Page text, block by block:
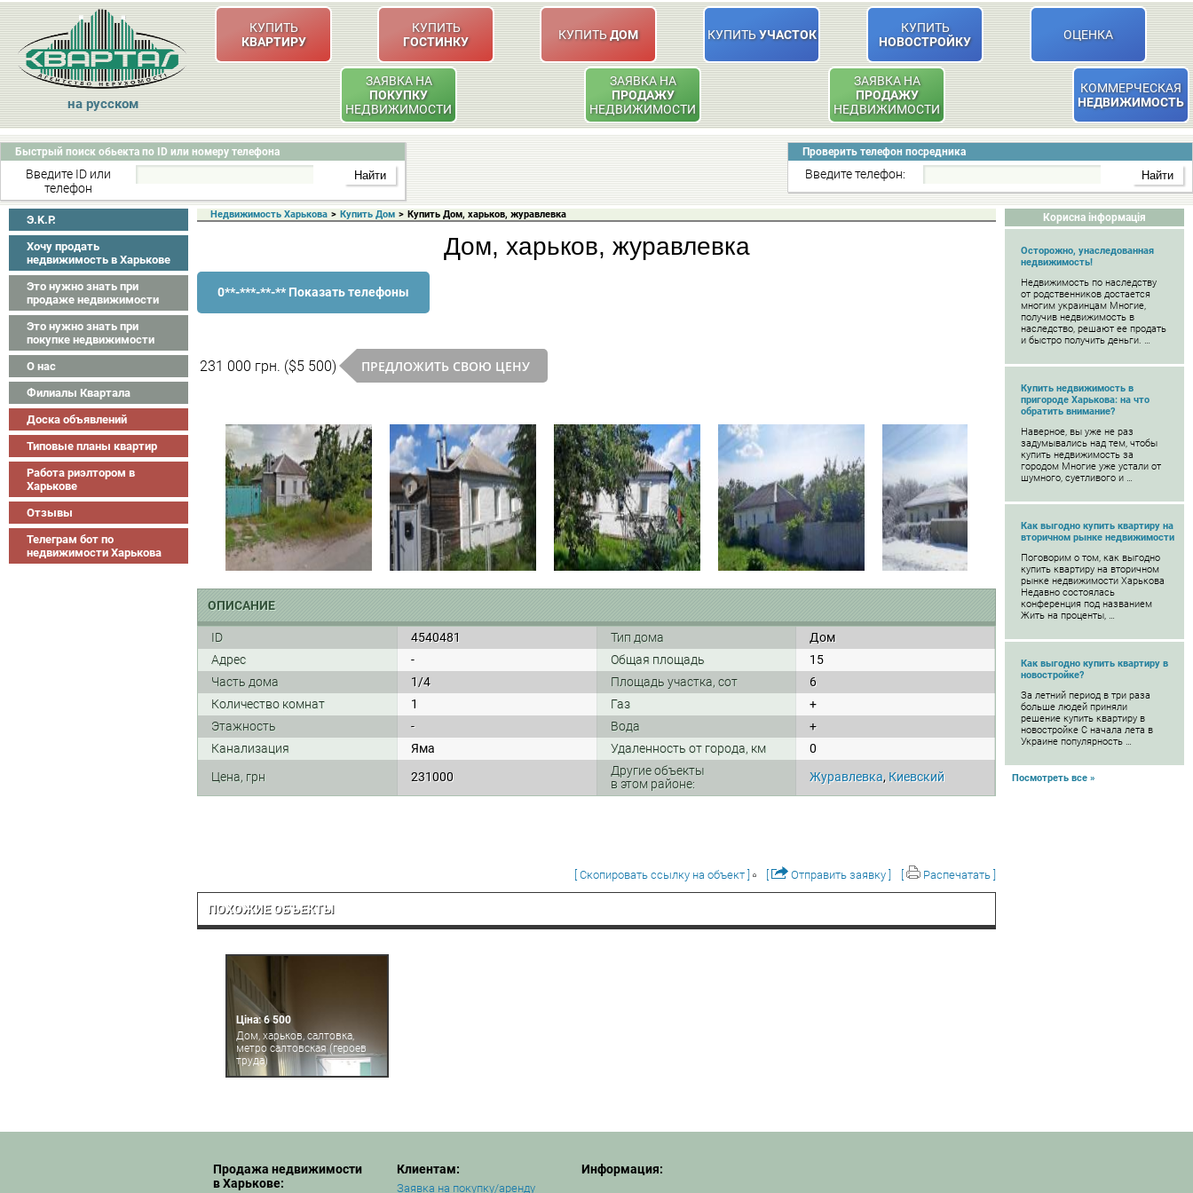
на русском
КУПИТЬ
КВАРТИРУ
КУПИТЬ
ГОСТИНКУ
КУПИТЬДОМ КУПИТЬУЧАСТОК
КУПИТЬ
НОВОСТРОЙКУ
ОЦЕНКА
ЗАЯВКА НА
ПОКУПКУ
НЕДВИЖИМОСТИ
ЗАЯВКА НА
ПРОДАЖУ
НЕДВИЖИМОСТИ
ЗАЯВКА НА
ПРОДАЖУ
НЕДВИЖИМОСТИ
КОММЕРЧЕСКАЯ
НЕДВИЖИМОСТЬ
Быстрый поиск обьекта по ID или номеру телефона
Введите ID или
телефон
Проверить телефон посредника
Введите телефон:
Э.K.P.
Хочу продать
недвижимость в Харькове
Это нужно знать при
продаже недвижимости
Это нужно знать при
покупке недвижимости
О нас
Филиалы Квартала
Доска объявлений
Типовые планы квартир
Работа риэлтором в
Харькове
Отзывы
Телеграм бот по
недвижимости Харькова
Корисна інформація
Осторожно, унаследованная
недвижимость!
Недвижимость по наследству
от родственников достается
многим украинцам Многие,
получив недвижимость в
наследство, решают ее продать
и быстро получить деньги. …
Купить недвижимость в
пригороде Харькова: на что
обратить внимание?
Наверное, вы уже не раз
задумывались над тем, чтобы
купить недвижимость за
городом Многие уже устали от
шумного, суетливого и …
Как выгодно купить квартиру на
вторичном рынке недвижимости
Поговорим о том, как выгодно
купить квартиру на вторичном
рынке недвижимости Харькова
Недавно состоялась
конференция под названием
Жить на проценты, …
Как выгодно купить квартиру в
новостройке?
За летний период в три раза
больше людей приняли
решение купить квартиру в
новостройке С начала лета в
Украине популярность …
Посмотреть все »
Недвижимость Харькова > Купить Дом > Купить Дом, харьков, журавлевка
Дом, харьков, журавлевка
0**-***-**-** Показать телефоны
231 000 грн. ($5 500) ПРЕДЛОЖИТЬ СВОЮ ЦЕНУ
ОПИСАНИЕ
ID 4540481 Тип дома
Дом
Адрес
- Общая площадь
15
Часть дома
1/4 Площадь участка, сот
6
Количество комнат
1 Газ
+
Этажность
- Вода
+
Канализация
Яма Удаленность от города, км
0
Цена, грн
231000
Другие объекты
в этом районе:
Журавлевка, Киевский
[ Скопировать ссылку на объект ] Отправить заявку ] Распечатать ]
ПОХОЖИЕ ОБЪЕКТЫ
Ціна: 6 500
Дом, харьков, салтовка,
метро салтовская (героев
труда)
Продажа недвижимости
в Харькове:
Клиентам:
Заявка на покупку/аренду
Информация: